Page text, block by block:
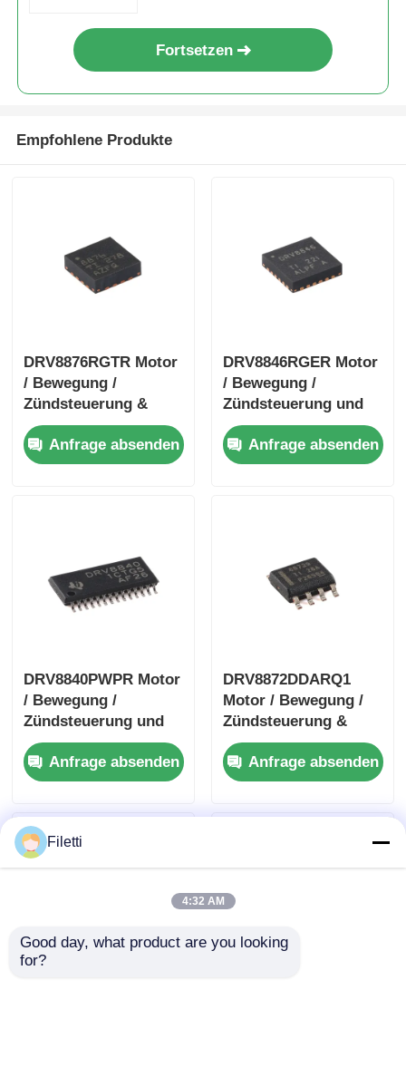
Fortsetzen
Empfohlene Produkte
DRV8876RGTR Motor
/ Bewegung /
Zündsteuerung &
Treiber 40-V 3.5-A H-
Brücke Motor Treiber
mit I
Anfrage absenden
DRV8846RGER Motor
/ Bewegung /
Zündsteuerung und
Treiber 1.4A Bipolar
Stpr Mo Tor Treiber
Anfrage absenden
DRV8840PWPR Motor
/ Bewegung /
Zündsteuerung und
Treiber 5A Brushed
DC Motor Treiber
Anfrage absenden
DRV8872DDARQ1
Motor / Bewegung /
Zündsteuerung &
Treiber 3.6A Bürste
Gleichstrommotor
Treiber
Anfrage absenden
Filetti
4:32 AM
Good day, what product are you looking
for?